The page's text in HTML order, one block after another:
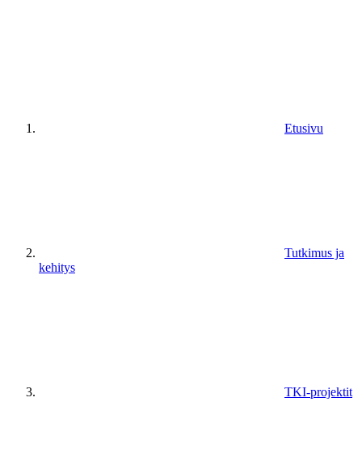
Etusivu
Tutkimus ja
kehitys
TKI-projektit